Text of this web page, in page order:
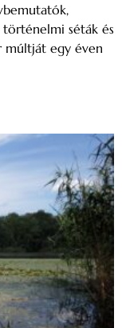
séták és
múltját egy éven